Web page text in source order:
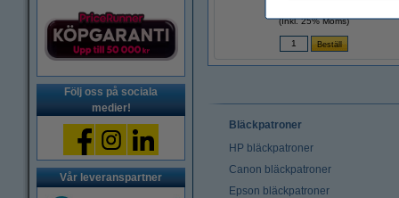
Följ oss på sociala
medier!
Vår leveranspartner
(Inkl. 25% Moms)
Bläckpatroner
HP bläckpatroner
Canon bläckpatroner
Epson bläckpatroner